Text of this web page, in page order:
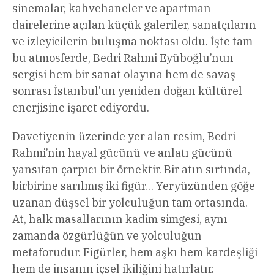
sinemalar, kahvehaneler ve apartman
dairelerine açılan küçük galeriler, sanatçıların
ve izleyicilerin buluşma noktası oldu. İşte tam
bu atmosferde, Bedri Rahmi Eyüboğlu’nun
sergisi hem bir sanat olayına hem de savaş
sonrası İstanbul’un yeniden doğan kültürel
enerjisine işaret ediyordu.
Davetiyenin üzerinde yer alan resim, Bedri
Rahmi’nin hayal gücünü ve anlatı gücünü
yansıtan çarpıcı bir örnektir. Bir atın sırtında,
birbirine sarılmış iki figür… Yeryüzünden göğe
uzanan düşsel bir yolculuğun tam ortasında.
At, halk masallarının kadim simgesi, aynı
zamanda özgürlüğün ve yolculuğun
metaforudur. Figürler, hem aşkı hem kardeşliği
hem de insanın içsel ikiliğini hatırlatır.